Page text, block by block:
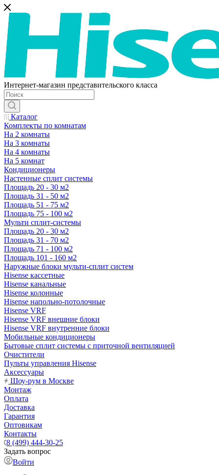
Интернет-магазин представительского класса
Каталог
Комплекты по комнатам
На 2 комнаты
На 3 комнаты
На 4 комнаты
На 5 комнат
Кондиционеры
Настенные сплит системы
Площадь 20 - 30 м2
Площадь 31 - 50 м2
Площадь 51 - 75 м2
Площадь 75 - 100 м2
Мульти сплит-системы
Площадь 20 - 30 м2
Площадь 31 - 70 м2
Площадь 71 - 100 м2
Площадь 101 - 160 м2
Наружные блоки мульти-сплит систем
Hisense кассетные
Hisense канальные
Hisense колонные
Hisense напольно-потолочные
Hisense VRF
Hisense VRF внешние блоки
Hisense VRF внутренние блоки
Мобильные кондиционеры
Бытовые сплит системы с приточной вентиляцией
Очистители
Пульты управления Hisense
Аксессуары
Шоу-рум в Москве
Монтаж
Оплата
Доставка
Гарантия
Оптовикам
Контакты
8 (499) 444-30-25
Задать вопрос
Войти